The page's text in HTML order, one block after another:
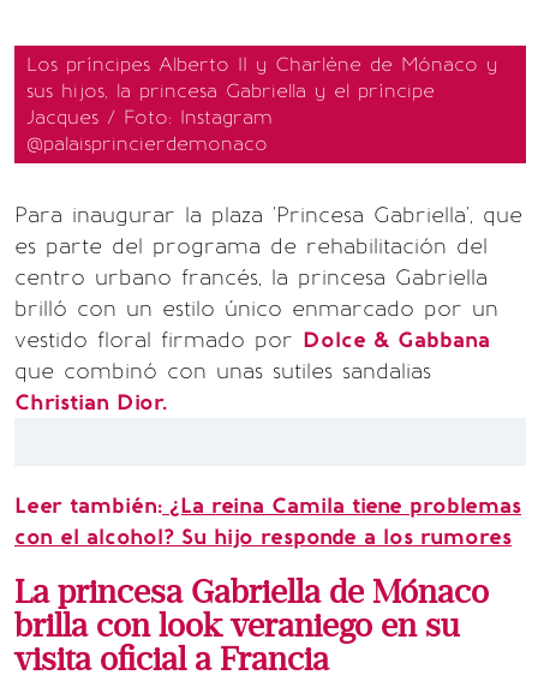
Los príncipes Alberto II y Charlène de Mónaco y
sus hijos, la princesa Gabriella y el príncipe
Jacques / Foto: Instagram
@palaisprincierdemonaco
Para inaugurar la plaza 'Princesa Gabriella', que
es parte del programa de rehabilitación del
centro urbano francés, la princesa Gabriella
brilló con un estilo único enmarcado por un
vestido floral firmado por Dolce & Gabbana
que combinó con unas sutiles sandalias
Christian Dior.
Leer también: ¿La reina Camila tiene problemas
con el alcohol? Su hijo responde a los rumores
La princesa Gabriella de Mónaco
brilla con look veraniego en su
visita oficial a Francia